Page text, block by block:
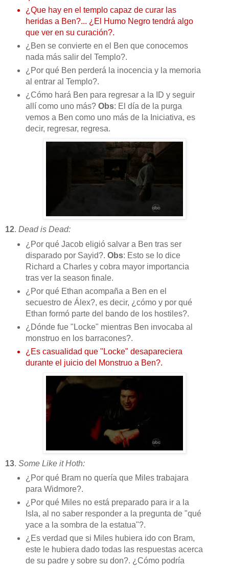
¿Que hay en el templo capaz de curar las
heridas a Ben?... ¿El Humo Negro tendrá algo
que ver en su curación?.
¿Ben se convierte en el Ben que conocemos
nada más salir del Templo?.
¿Por qué Ben perderá la inocencia y la memoria
al entrar al Templo?.
¿Cómo hará Ben para regresar a la ID y seguir
allí como uno más? Obs: El día de la purga
vemos a Ben como uno más de la Iniciativa, es
decir, regresar, regresa.
12. Dead is Dead:
¿Por qué Jacob eligió salvar a Ben tras ser
disparado por Sayid?. Obs: Esto se lo dice
Richard a Charles y cobra mayor importancia
tras ver la season finale.
¿Por qué Ethan acompaña a Ben en el
secuestro de Álex?, es decir, ¿cómo y por qué
Ethan formó parte del bando de los hostiles?.
¿Dónde fue "Locke" mientras Ben invocaba al
monstruo en los barracones?.
¿Es casualidad que "Locke" desapareciera
durante el juicio del Monstruo a Ben?.
13. Some Like it Hoth:
¿Por qué Bram no quería que Miles trabajara
para Widmore?.
¿Por qué Miles no está preparado para ir a la
Isla, al no saber responder a la pregunta de "qué
yace a la sombra de la estatua"?.
¿Es verdad que si Miles hubiera ido con Bram,
este le hubiera dado todas las respuestas acerca
de su padre y sobre su don?. ¿Cómo podría